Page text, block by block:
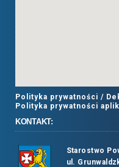
Polityka prywatności /
Polityka prywatności
KONTAKT:
Starostwo
ul.